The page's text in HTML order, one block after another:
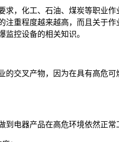
求，化工、石油、煤炭等职业
重程度越来越高，而且关于
控设备的相关知识。
的交叉产物，因为在具有高危
电器产品在高危环境依然正常